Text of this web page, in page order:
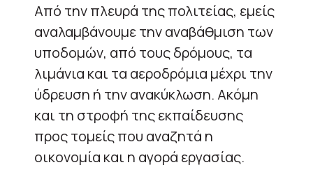
Από την πλευρά της πολιτείας, εμείς
αναλαμβάνουμε την αναβάθμιση των
υποδομών, από τους δρόμους, τα
λιμάνια και τα αεροδρόμια μέχρι την
ύδρευση ή την ανακύκλωση. Ακόμη
και τη στροφή της εκπαίδευσης
προς τομείς που αναζητά η
οικονομία και η αγορά εργασίας.